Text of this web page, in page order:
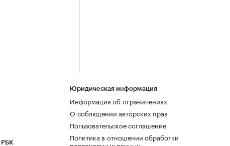
РБК
Юридическая информация
Информация об ограничениях
О соблюдении авторских прав
Пользовательское соглашение
Политика в отношении обработки